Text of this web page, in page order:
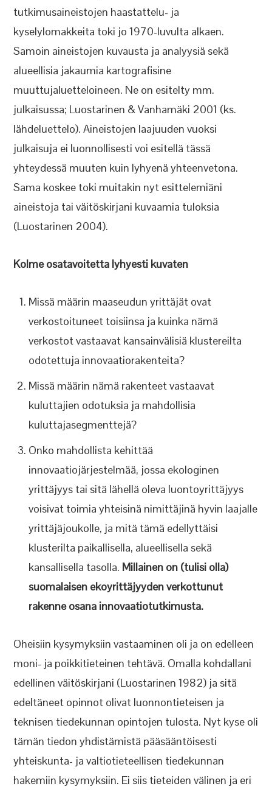
tutkimusaineistojen haastattelu- ja
kyselylomakkeita toki jo 1970-luvulta alkaen.
Samoin aineistojen kuvausta ja analyysiä sekä
alueellisia jakaumia kartografisine
muuttujaluetteloineen. Ne on esitelty mm.
julkaisussa; Luostarinen & Vanhamäki 2001 (ks.
lähdeluettelo). Aineistojen laajuuden vuoksi
julkaisuja ei luonnollisesti voi esitellä tässä
yhteydessä muuten kuin lyhyenä yhteenvetona.
Sama koskee toki muitakin nyt esittelemiäni
aineistoja tai väitöskirjani kuvaamia tuloksia
(Luostarinen 2004).
Kolme osatavoitetta lyhyesti kuvaten
Missä määrin maaseudun yrittäjät ovat
verkostoituneet toisiinsa ja kuinka nämä
verkostot vastaavat kansainvälisiä klustereilta
odotettuja innovaatiorakenteita?
Missä määrin nämä rakenteet vastaavat
kuluttajien odotuksia ja mahdollisia
kuluttajasegmenttejä?
Onko mahdollista kehittää
innovaatiojärjestelmää, jossa ekologinen
yrittäjyys tai sitä lähellä oleva luontoyrittäjyys
voisivat toimia yhteisinä nimittäjinä hyvin laajalle
yrittäjäjoukolle, ja mitä tämä edellyttäisi
klusterilta paikallisella, alueellisella sekä
kansallisella tasolla. Millainen on (tulisi olla)
suomalaisen ekoyrittäjyyden verkottunut
rakenne osana innovaatiotutkimusta.
Oheisiin kysymyksiin vastaaminen oli ja on edelleen
moni- ja poikkitieteinen tehtävä. Omalla kohdallani
edellinen väitöskirjani (Luostarinen 1982) ja sitä
edeltäneet opinnot olivat luonnontieteisen ja
teknisen tiedekunnan opintojen tulosta. Nyt kyse oli
tämän tiedon yhdistämistä pääsääntöisesti
yhteiskunta- ja valtiotieteellisen tiedekunnan
hakemiin kysymyksiin. Ei siis tieteiden välinen ja eri